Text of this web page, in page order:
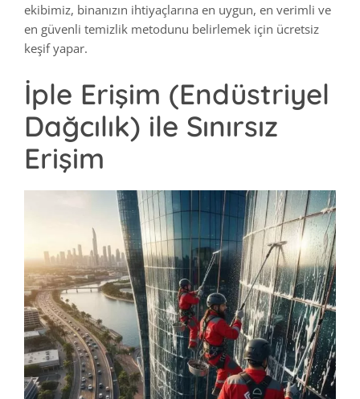
ekibimiz, binanızın ihtiyaçlarına en uygun, en verimli ve
en güvenli temizlik metodunu belirlemek için ücretsiz
keşif yapar.
İple Erişim (Endüstriyel
Dağcılık) ile Sınırsız
Erişim